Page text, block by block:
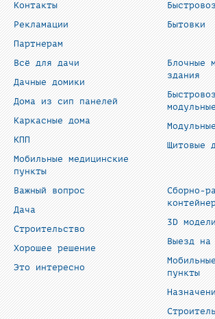
Контакты
Рекламации
Партнерам
Бытовки
Всё для дачи
Дачные домики
Дома из сип панелей
Каркасные дома
КПП
Мобильные медицинские
пункты
Блочные
здания
Щитовые
Важный вопрос
Дача
Строительство
Хорошее решение
Это интересно
Сборно-
3D
Выезд на
пункты